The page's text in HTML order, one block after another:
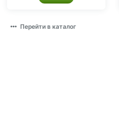
Перейти в каталог